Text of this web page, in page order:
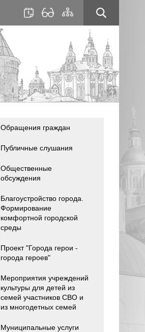
Обращения граждан
Публичные слушания
Общественные
обсуждения
Благоустройство города.
Формирование
комфортной городской
среды
Проект "Города герои -
города героев"
Мероприятия учреждений
культуры для детей из
семей участников СВО и
из многодетных семей
Муниципальные услуги